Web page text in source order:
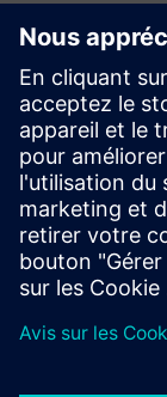
Optimisation des
et petites
à ERP/APS et
transparente et
En savoir plus